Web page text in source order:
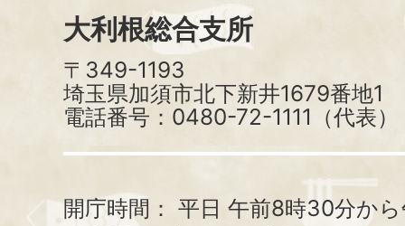
大利根総合支所
〒349-1193
埼玉県加須市北下新井1679番地1
電話番号：0480-72-1111（代表）
開庁時間： 平日 午前8時30分か